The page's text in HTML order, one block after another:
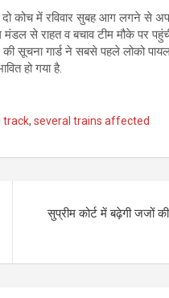
दो कोच में रविवार सुबह आग लगने
से राहत व बचाव टीम मौके पर
गार्ड ने सबसे पहले लोको
हो गया है.
track, several trains affected
सुप्रीम कोर्ट में बढ़ेगी जजों की